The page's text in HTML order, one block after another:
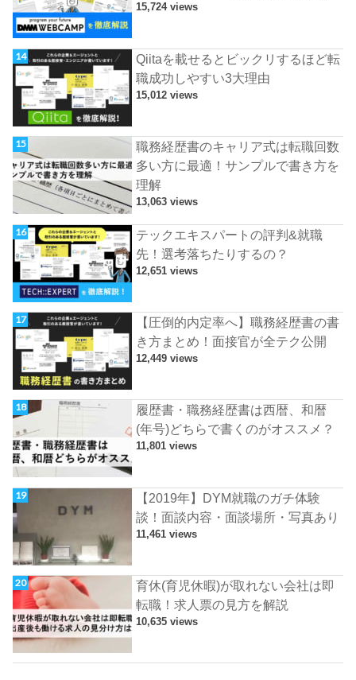
15,724 views
Qiitaを載せるとビックリするほど転
職成功しやすい3大理由
15,012 views
職務経歴書のキャリア式は転職回数
多い方に最適！サンプルで書き方を
理解
13,063 views
テックエキスパートの評判&就職
先！選考落ちたりするの？
12,651 views
【圧倒的内定率へ】職務経歴書の書
き方まとめ！面接官が全テク公開
12,449 views
履歴書・職務経歴書は西暦、和暦
(年号)どちらで書くのがオススメ？
11,801 views
【2019年】DYM就職のガチ体験
談！面談内容・面談場所・写真あり
11,461 views
育休(育児休暇)が取れない会社は即
転職！求人票の見方を解説
10,635 views